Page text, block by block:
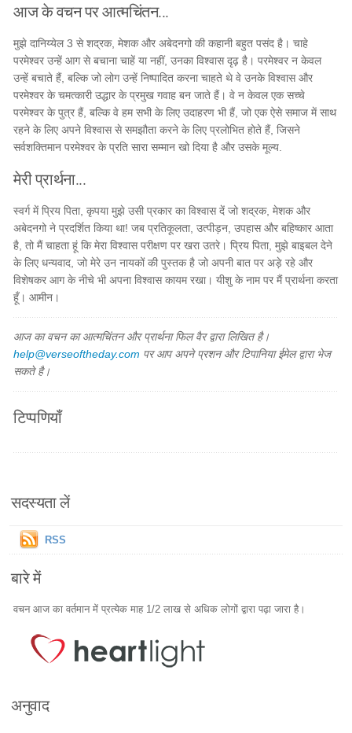
आज के वचन पर आत्मचिंतन...
मुझे दानिय्येल 3 से शद्रक, मेशक और अबेदनगो की कहानी बहुत पसंद है। चाहे
परमेश्वर उन्हें आग से बचाना चाहें या नहीं, उनका विश्वास दृढ़ है। परमेश्वर न केवल
उन्हें बचाते हैं, बल्कि जो लोग उन्हें निष्पादित करना चाहते थे वे उनके विश्वास और
परमेश्वर के चमत्कारी उद्धार के प्रमुख गवाह बन जाते हैं। वे न केवल एक सच्चे
परमेश्वर के पुत्र हैं, बल्कि वे हम सभी के लिए उदाहरण भी हैं, जो एक ऐसे समाज में साथ
रहने के लिए अपने विश्वास से समझौता करने के लिए प्रलोभित होते हैं, जिसने
सर्वशक्तिमान परमेश्वर के प्रति सारा सम्मान खो दिया है और उसके मूल्य.
मेरी प्रार्थना...
स्वर्ग में प्रिय पिता, कृपया मुझे उसी प्रकार का विश्वास दें जो शद्रक, मेशक और
अबेदनगो ने प्रदर्शित किया था! जब प्रतिकूलता, उत्पीड़न, उपहास और बहिष्कार आता
है, तो मैं चाहता हूं कि मेरा विश्वास परीक्षण पर खरा उतरे। प्रिय पिता, मुझे बाइबल देने
के लिए धन्यवाद, जो मेरे उन नायकों की पुस्तक है जो अपनी बात पर अड़े रहे और
विशेषकर आग के नीचे भी अपना विश्वास कायम रखा। यीशु के नाम पर मैं प्रार्थना करता
हूँ। आमीन।
आज का वचन का आत्मचिंतन और प्रार्थना फिल वैर द्वारा लिखित है।
help@verseoftheday.com पर आप अपने प्रशन और टिपानिया ईमेल द्वारा भेज
सकते है।
टिप्पणियाँ
सदस्यता लें
RSS
बारे में
वचन आज का वर्तमान में प्रत्येक माह 1/2 लाख से अधिक लोगों द्वारा पढ़ा जारा है।
अनुवाद